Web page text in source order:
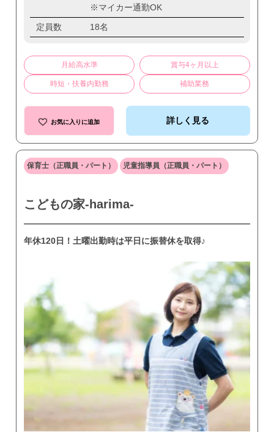
※マイカー通勤OK
定員数
18名
月給高水準 賞与4ヶ月以上
時短・扶養内勤務 補助業務
お気に入りに追加 詳しく見る
保育士（正職員・パート） 児童指導員（正職員・パート）
こどもの家-harima-
年休120日！土曜出勤時は平日に振替休を取得♪